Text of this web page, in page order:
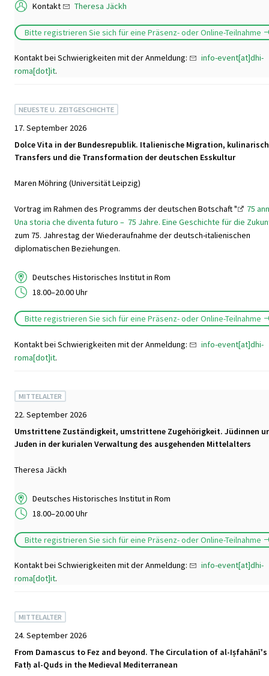
Kontakt
Theresa Jäckh
Bitte registrieren Sie sich für eine Präsenz- oder Online-Teilnahme
Kontakt bei Schwierigkeiten mit der Anmeldung:
info-event[at]dhi-
roma[dot]it.
NEUESTE U. ZEITGESCHICHTE
17. September 2026
Dolce Vita in der Bundesrepublik. Italienische Migration,
Transfers und die Transformation der deutschen Esskultur
Maren Möhring (Universität Leipzig)
Vortrag im Rahmen des Programms der deutschen Botschaft "
75
Una storia che diventa futuro – 75 Jahre. Eine Geschichte für die
zum 75. Jahrestag der Wiederaufnahme der deutsch-italienischen
diplomatischen Beziehungen.
Deutsches Historisches Institut in Rom
18.00–20.00 Uhr
Bitte registrieren Sie sich für eine Präsenz- oder Online-Teilnahme
Kontakt bei Schwierigkeiten mit der Anmeldung:
info-event[at]dhi-
roma[dot]it.
MITTELALTER
22. September 2026
Umstrittene Zuständigkeit, umstrittene Zugehörigkeit. Jüdinnen
Juden in der kurialen Verwaltung des ausgehenden Mittelalters
Theresa Jäckh
Deutsches Historisches Institut in Rom
18.00–20.00 Uhr
Bitte registrieren Sie sich für eine Präsenz- oder Online-Teilnahme
Kontakt bei Schwierigkeiten mit der Anmeldung:
info-event[at]dhi-
roma[dot]it.
MITTELALTER
24. September 2026
From Damascus to Fez and beyond. The Circulation of al-Iṣfahānī's
Fatḥ al-Quds in the Medieval Mediterranean